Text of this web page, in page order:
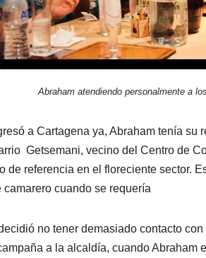
Abraham atendiendo personalmente a
a Cartagena ya, Abraham tenía su
Getsemani, vecino del Centro de
de referencia en el floreciente sector.
camarero cuando se requería
no tener demasiado contacto
a la alcaldía, cuando Abraham